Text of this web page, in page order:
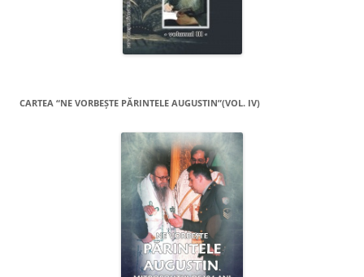
CARTEA “NE VORBEŞTE PĂRINTELE AUGUSTIN”(VOL. IV)